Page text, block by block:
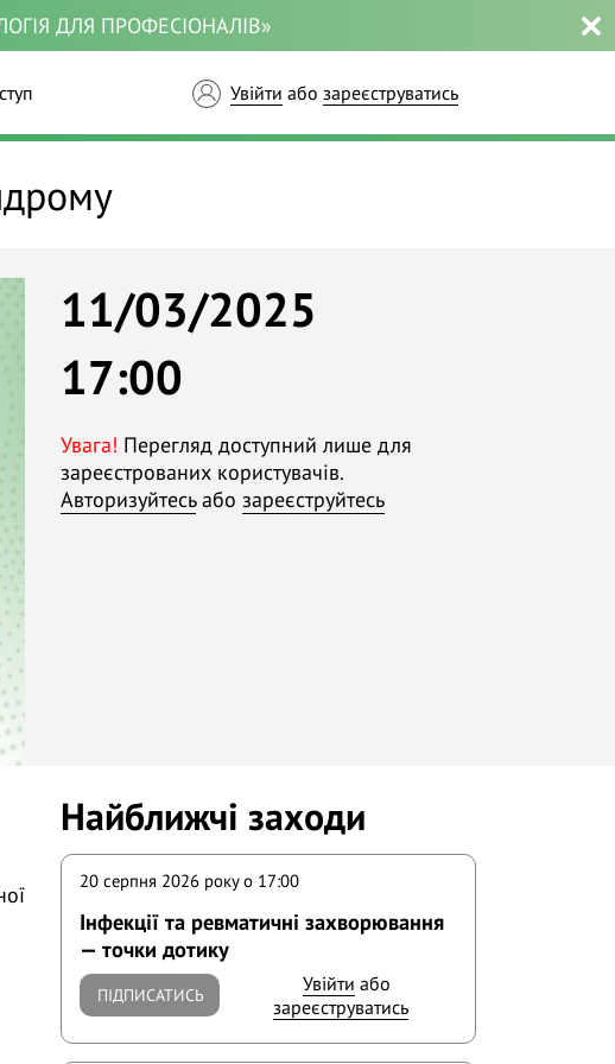
ДЛЯ ПРОФЕСІОНАЛІВ»
Увійти або зареєструватись
11/03/2025
17:00
Увага! Перегляд доступний лише для
зареєстрованих користувачів.
Авторизуйтесьабо зареєструйтесь
Найближчі заходи
20 серпня 2026 року o 17:00
Інфекції та ревматичні захворювання
— точки дотику
ПІДПИСАТИСЬ Увійти або
зареєструватись